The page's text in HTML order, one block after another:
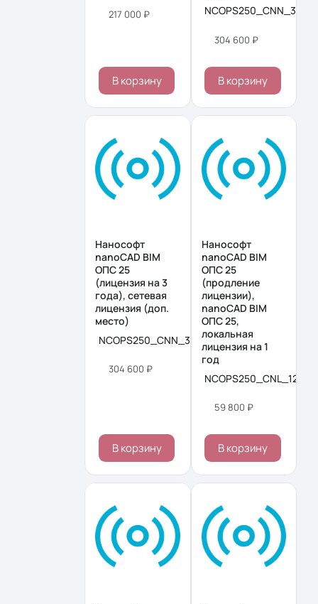
217 000 ₽
В корзину
304 600 ₽
В корзину
Нанософт
nanoCAD BIM
ОПС 25
(лицензия на 3
года), сетевая
лицензия (доп.
место)
NCOPS250_CNN_36M_ADD
304 600 ₽
В корзину
Нанософт
nanoCAD BIM
ОПС 25
(продление
лицензии),
nanoCAD BIM
ОПС 25,
локальная
лицензия на 1
год
59 800 ₽
В корзину